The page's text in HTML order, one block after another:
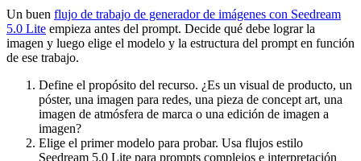
Un buen flujo de trabajo de generador de imágenes con Seedream
5.0 Lite empieza antes del prompt. Decide qué debe lograr la
imagen y luego elige el modelo y la estructura del prompt en función
de ese trabajo.
Define el propósito del recurso. ¿Es un visual de producto, un
póster, una imagen para redes, una pieza de concept art, una
imagen de atmósfera de marca o una edición de imagen a
imagen?
Elige el primer modelo para probar. Usa flujos estilo
Seedream 5.0 Lite para prompts complejos e interpretación